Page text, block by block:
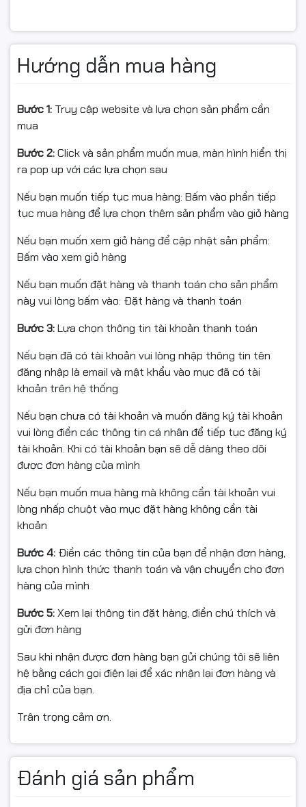
✅ Ưu điểm nổi bật:
Có chip tích hợp – cắm vào dùng ngay.
Bản in sắc nét, bền màu, không nhòe.
kiệm chi phí.
kẹt giấy.
⭐ ĐIỀU KIỆN ĐỔI / HOÀN HÀNG
- Bắt buộc quay video mở gói từ lúc còn nguyên băng
keo/thùng đến khi thấy sản phẩm bên trong (làm căn
cứ nếu: móp méo, vỡ, giao nhầm, thiếu hàng).
- Hỗ trợ đổi/hoàn khi: giao sai mẫu, thiếu hàng, hoặc lỗi
kỹ thuật được shop xác nhận.
- Hàng gửi lại phải: còn nguyên vẹn, không bung seal,
không đổ/tái nạp mực, không dính mực do tự thao tác,
đủ hộp/tem/phụ kiện/hóa đơn (nếu có).
- Không hỗ trợ đổi/hoàn nếu: dùng cho sai dòng máy,
đã tự đổ mực/tái nạp/tháo hộp, làm hỏng do lắp sai,
hoặc không có video mở gói.
#hopmucCF276A #hopmuc76A #mucmayinHP
#muccinhnetsach #mucdomayin #hopmucfullvat
#linhkienmayin #ngocthocomputer
Hướng dẫn mua hàng
Bước 1: Truy cập website và lựa chọn sản phẩm cần
mua
Bước 2:Click và sản phẩm muốn mua, màn hình hiển thị
ra pop up với các lựa chọn sau
Nếu bạn muốn tiếp tục mua hàng: Bấm vào phần tiếp
tục mua hàng để lựa chọn thêm sản phẩm vào giỏ hàng
Nếu bạn muốn xem giỏ hàng để cập nhật sản phẩm:
Bấm vào xem giỏ hàng
Nếu bạn muốn đặt hàng và thanh toán cho sản phẩm
này vui lòng bấm vào: Đặt hàng và thanh toán
Bước 3:Lựa chọn thông tin tài khoản thanh toán
Nếu bạn đã có tài khoản vui lòng nhập thông tin tên
đăng nhập là email và mật khẩu vào mục đã có tài
khoản trên hệ thống
Nếu bạn chưa có tài khoản và muốn đăng ký tài khoản
vui lòng điền các thông tin cá nhân để tiếp tục đăng ký
tài khoản. Khi có tài khoản bạn sẽ dễ dàng theo dõi
được đơn hàng của mình
Nếu bạn muốn mua hàng mà không cần tài khoản vui
lòng nhấp chuột vào mục đặt hàng không cần tài
khoản
Bước 4: Điền các thông tin của bạn để nhận đơn hàng,
lựa chọn hình thức thanh toán và vận chuyển cho đơn
hàng của mình
Bước 5:Xem lại thông tin đặt hàng, điền chú thích và
gửi đơn hàng
Sau khi nhận được đơn hàng bạn gửi chúng tôi sẽ liên
hệ bằng cách gọi điện lại để xác nhận lại đơn hàng và
địa chỉ của bạn.
Trân trọng cảm ơn.
Đánh giá sản phẩm